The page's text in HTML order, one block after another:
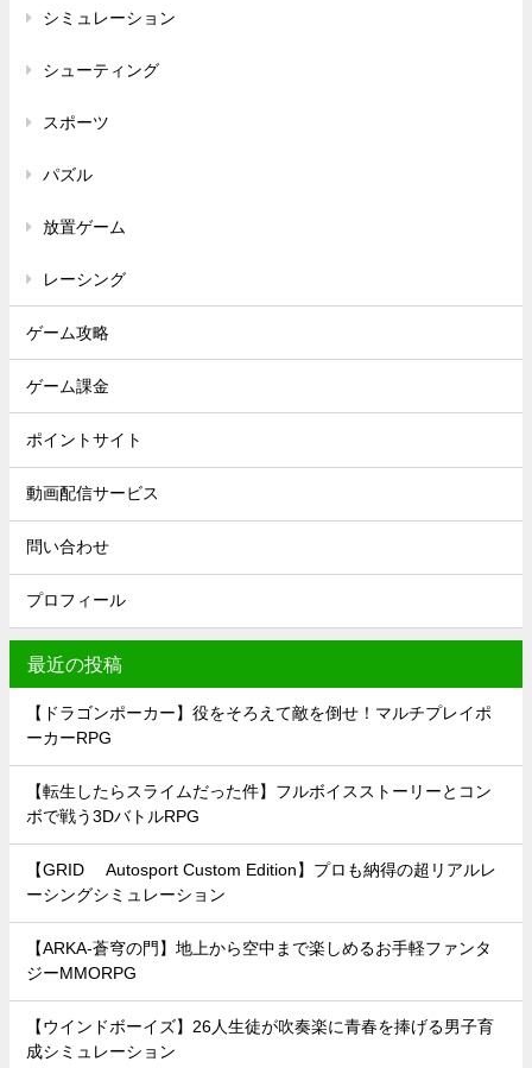
シミュレーション
シューティング
スポーツ
パズル
放置ゲーム
レーシング
ゲーム攻略
ゲーム課金
ポイントサイト
動画配信サービス
問い合わせ
プロフィール
最近の投稿
【ドラゴンポーカー】役をそろえて敵を倒せ！マルチプレイポ
ーカーRPG
【転生したらスライムだった件】フルボイスストーリーとコン
ボで戦う3DバトルRPG
【GRID® Autosport Custom Edition】プロも納得の超リアルレ
ーシングシミュレーション
【ARKA-蒼穹の門】地上から空中まで楽しめるお手軽ファンタ
ジーMMORPG
【ウインドボーイズ】26人生徒が吹奏楽に青春を捧げる男子育
成シミュレーション